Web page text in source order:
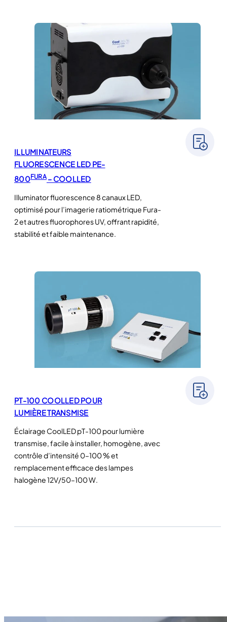
ILLUMINATEURS
FLUORESCENCE LED PE-
800FURA– COOLLED
Illuminator fluorescence 8 canaux LED,
optimisé pour l’imagerie ratiométrique Fura-
2 et autres fluorophores UV, offrant rapidité,
stabilité et faible maintenance.
PT-100 COOLLED POUR
LUMIÈRE TRANSMISE
Éclairage CoolLED pT-100 pour lumière
transmise, facile à installer, homogène, avec
contrôle d’intensité 0–100 % et
remplacement efficace des lampes
halogène 12V/50–100 W.